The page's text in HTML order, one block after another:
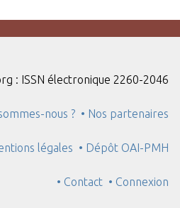
: ISSN électronique 2260-2046
nous ? • Nos partenaires
légales • Dépôt OAI-PMH
• Contact • Connexion